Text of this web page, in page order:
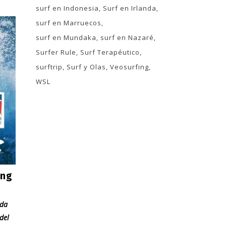
surf en Indonesia
Surf en Irlanda
surf en Marruecos
surf en Mundaka
surf en Nazaré
Surfer Rule
Surf Terapéutico
surftrip
Surf y Olas Veosurfing
WSL